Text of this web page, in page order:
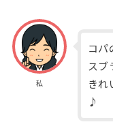
私
コパ
スブ
きれ
♪